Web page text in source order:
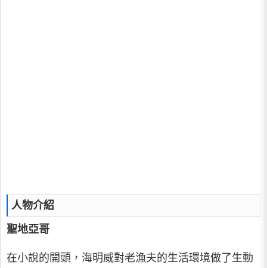
人物介紹
聖地亞哥
在小說的開頭，海明威對老漁夫的生活環境做了生動